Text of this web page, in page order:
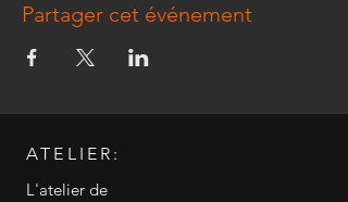
Partager cet événement
ATELIER:
L'atelier de